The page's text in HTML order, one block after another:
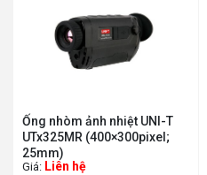
Ống nhòm ảnh nhiệt UNI-T
UTx325MR (400×300pixel;
25mm)
Giá: Liên hệ